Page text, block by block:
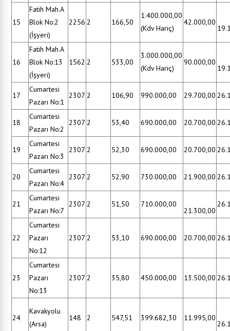
15
Fatih Mah.A
Blok No:2
(İşyeri)
2256 2 166,50
1.400.000,00
(Kdv Hariç)
42.000,00
16
Fatih Mah.A
Blok No:13
(İşyeri)
1562 2 533,00
3.000.000,00
(Kdv Hariç)
90.000,00
17
Cumartesi
Pazarı No:1
2307 2 106,90 990.000,00 29.700,00
18
Cumartesi
Pazarı No:2
2307 2 53,40 690.000,00 20.700,00
19
Cumartesi
Pazarı No:3
2307 2 52,30 690.000,00 20.700,00
20
Cumartesi
Pazarı No:4
2307 2 52,90 730.000,00 21.900,00
21
Cumartesi
Pazarı No:7
2307 2 51,50 710.000,00
21.300,00
22
Cumartesi
Pazarı
No:12
2307 2 53,10 690.000,00 20.700,00
23
Cumartesi
Pazarı
No:13
2307 2 35,80 450.000,00 13.500,00
24
Kavakyolu
(Arsa)
148 2 547,51 399.682,30 11.995,00